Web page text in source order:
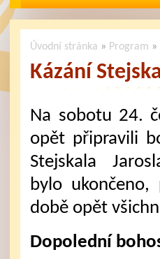
Úvodní stránka » Program »
Kázání
Na sobotu 24.
opět připravili
Stejskala
bylo
době opět
Dopolední